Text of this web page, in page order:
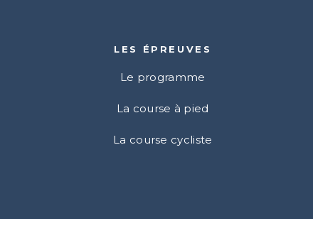
LES ÉPREUVES
Le programme
La course à pied
La course cycliste